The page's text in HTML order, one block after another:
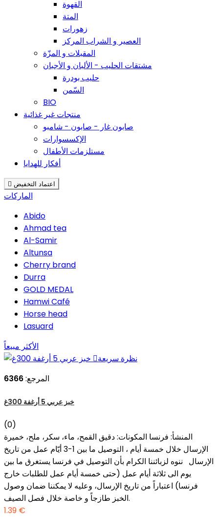
القهوة
المتة
زهورات
العصير و الشراب المركز
المقبلات و المزّة
مشتقات الحليب - الألبان و الأجبان
حليب بودرة
السّمن
BIO
منتجات غير غذائية
صابون غار - صابون - شامبو
الإكسسوارات
مستلزمات الأطفال
أفكار للهدايا
 اعتماد التخفيض
الماركات
Abido
Ahmad tea
Al-Samir
Altunsa
Cherry brand
Durra
GOLD MEDAL
Hamwi Café
Horse head
Lasuard
الأكثر مبيعاً
نظرة سريعة
المرجع:6366
خبز عربي 5 أرغفة 300غ
(0)
المنشأ: فرنسا المكونات: دقيق القمح، ماء، سكر، ملح، خميرة
الإرسال خلال خمسة أيام ، التوصيل ما بين 1-3 أيّام عمل من تاريخ
الإرسال ننوه لزبائننا الكرام بأن التوصيل في فرنسا يستغرق ما بين
يوم الى ثلاثة أيام عمل (حتى خمسة أيام عمل للطلبات خارج
فرنسا) اعتباراً من تاريخ الإرسال، وعليه لا يمكننا ضمان وصول
الخبز طازجاً و خاصة خلال فصل الصيف.
1.39 €